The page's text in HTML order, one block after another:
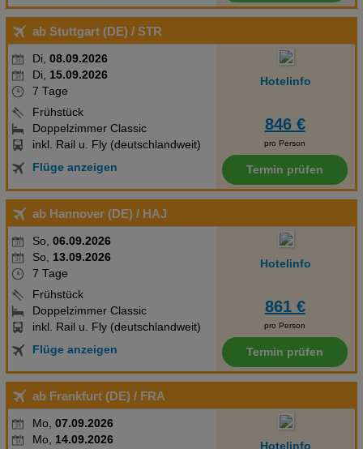
werden täglich gegen Gebühr gewechselt. Einzelbelegung
Klassisch Zimmer:Die Zimmer sind ausgestattet mit Doppelbett,
Babybett (geg. Gebühr), gefliestem Boden, Internet (kostenlos),
Safe (kostenlos) und Flatscreen-TV sowie individuell regulierbarer
Klimaanlage und individuell regulierbarer Heizung. Handtücher
werden täglich gegen Gebühr gewechselt. Dreifach Klassisch
Zimmer:Die Zimmer sind ausgestattet mit Doppelbett, Babybett
(geg. Gebühr), gefliestem Boden, Internet (kostenlos), Safe
(kostenlos) und Flatscreen-TV sowie individuell regulierbarer
Klimaanlage und individuell regulierbarer Heizung. Handtücher
werden täglich gegen Gebühr gewechselt.
ab Stuttgart (DE) / STR
Di, 08.09.2026
Di, 15.09.2026
7 Tage
Frühstück
Doppelzimmer Classic
inkl. Rail u. Fly (deutschlandweit)
Flüge anzeigen
Hotelinfo
846 €
pro Person
Termin prüfen
ab Hannover (DE) / HAJ
So, 06.09.2026
So, 13.09.2026
7 Tage
Frühstück
Doppelzimmer Classic
inkl. Rail u. Fly (deutschlandweit)
Flüge anzeigen
Hotelinfo
861 €
pro Person
Termin prüfen
ab Frankfurt (DE) / FRA
Mo, 07.09.2026
Mo, 14.09.2026
Hotelinfo